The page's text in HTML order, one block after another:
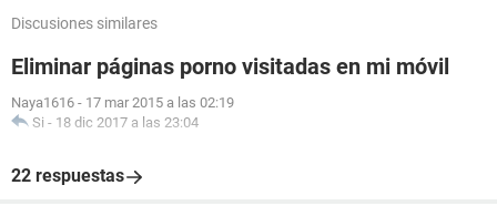
Discusiones similares
Eliminar páginas porno visitadas en mi móvil
Naya1616 - 17 mar 2015 a las 02:19
Si - 18 dic 2017 a las 23:04
22 respuestas